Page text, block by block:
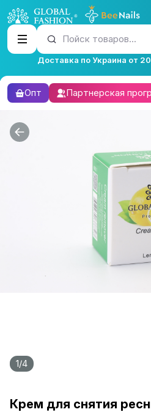
Пойск товаров...
Доставка по Украина от
Опт Партнерская
1/4
Крем для снятия